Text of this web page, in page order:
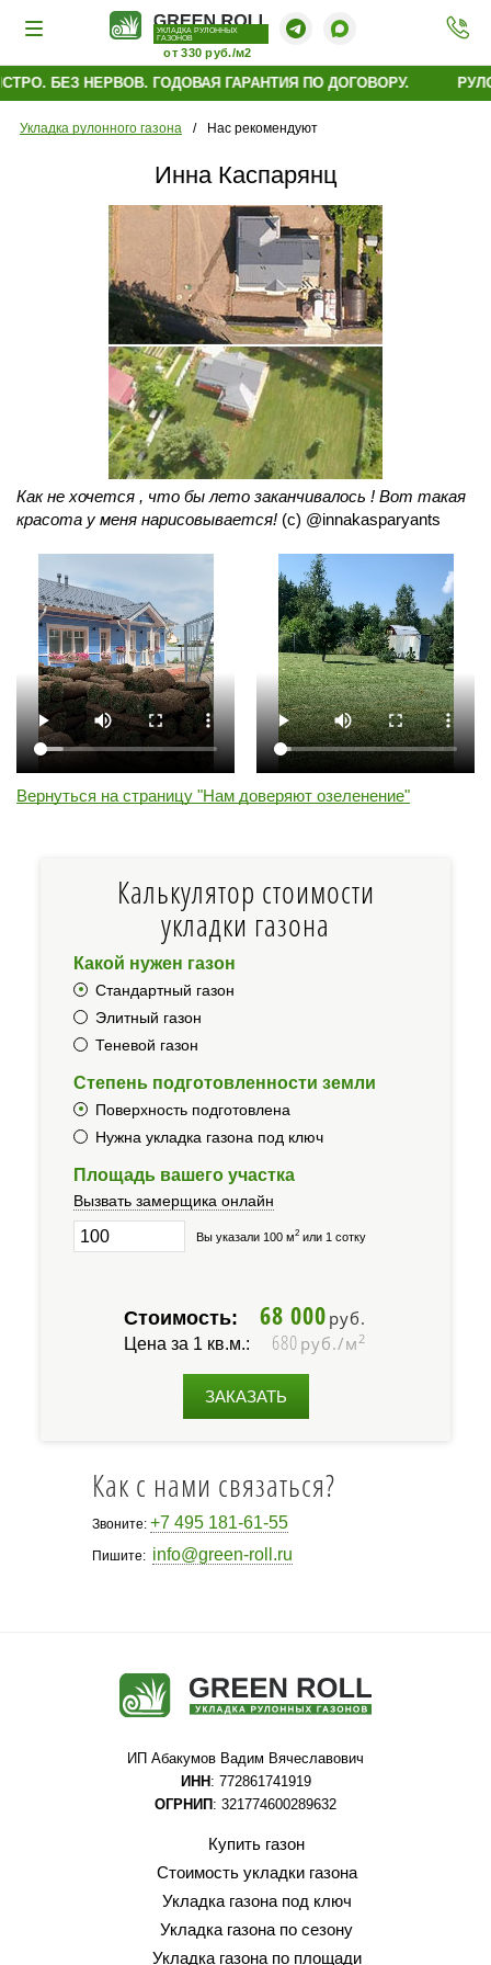
УКЛАДКА РУЛОННЫХ
ГАЗОНОВ
от 330 руб./м2
Перезвонить Вызвать замерщика
+7 (495) 181-61-55
БЕЗ НЕРВОВ. ГОДОВАЯ ГАРАНТИЯ ПО ДОГОВОРУ.
Укладка рулонного газона / Нас рекомендуют
Инна Каспарянц
Как не хочется , что бы лето заканчивалось ! Вот такая
красота у меня нарисовывается! (c) @innakasparyants
Вернуться на страницу "Нам доверяют озеленение"
Калькулятор стоимости
укладки газона
Какой нужен газон
Стандартный газон
Элитный газон
Теневой газон
Степень подготовленности земли
Поверхность подготовлена
Нужна укладка газона под ключ
Площадь вашего участка
Вызвать замерщика онлайн
Вы указали 100 м2 или 1 сотку
Стоимость: 68 000 руб.
Цена за 1 кв.м.: 680 руб./м2
ЗАКАЗАТЬ
Как с нами связаться?
Звоните: +7 495 181-61-55
Пишите: info@green-roll.ru
ИП Абакумов Вадим Вячеславович
ИНН : 772861741919
ОГРНИП : 321774600289632
Купить газон
Стоимость укладки газона
Укладка газона под ключ
Укладка газона по сезону
Укладка газона по площади